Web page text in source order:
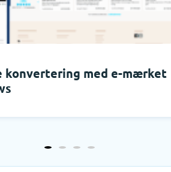
konvertering med e-mærket